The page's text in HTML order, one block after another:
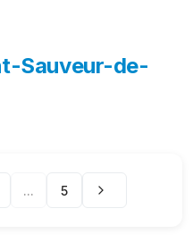
Sauveur-de-
... 5